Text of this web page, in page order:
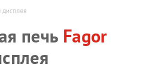
дисплея
печь Fagor